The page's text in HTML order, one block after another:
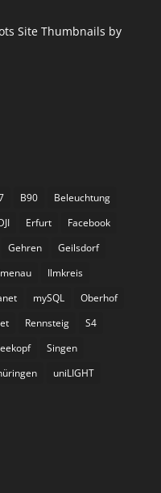
Site Thumbnails by
B90
Beleuchtung
Erfurt
Facebook
Gehren
Geilsdorf
Ilmkreis
mySQL
Oberhof
Rennsteig
S4
Singen
uniLIGHT